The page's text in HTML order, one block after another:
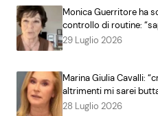
Monica Guerritore ha
controllo di routine:
29 Luglio 2026
Marina Giulia Cavalli:
altrimenti mi sarei
28 Luglio 2026